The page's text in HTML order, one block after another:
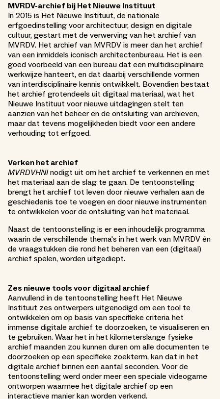
MVRDV-archief bij Het Nieuwe Instituut
In 2015 is Het Nieuwe Instituut, de nationale
erfgoedinstelling voor architectuur, design en digitale
cultuur, gestart met de verwerving van het archief van
MVRDV. Het archief van MVRDV is meer dan het archief
van een inmiddels iconisch architectenbureau. Het is een
goed voorbeeld van een bureau dat een multidisciplinaire
werkwijze hanteert, en dat daarbij verschillende vormen
van interdisciplinaire kennis ontwikkelt. Bovendien bestaat
het archief grotendeels uit digitaal materiaal, wat het
Nieuwe Instituut voor nieuwe uitdagingen stelt ten
aanzien van het beheer en de ontsluiting van archieven,
maar dat tevens mogelijkheden biedt voor een andere
verhouding tot erfgoed.
Verken het archief
MVRDVHNInodigt uit om het archief te verkennen en met
het materiaal aan de slag te gaan. De tentoonstelling
brengt het archief tot leven door nieuwe verhalen aan de
geschiedenis toe te voegen en door nieuwe instrumenten
te ontwikkelen voor de ontsluiting van het materiaal.
Naast de tentoonstelling is er een inhoudelijk programma
waarin de verschillende thema's in het werk van MVRDV én
de vraagstukken die rond het beheren van een (digitaal)
archief spelen, worden uitgediept.
Zes nieuwe tools voor digitaal archief
Aanvullend in de tentoonstelling heeft Het Nieuwe
Instituut zes ontwerpers uitgenodigd om een tool te
ontwikkelen om op basis van specifieke criteria het
immense digitale archief te doorzoeken, te visualiseren en
te gebruiken. Waar het in het kilometerslange fysieke
archief maanden zou kunnen duren om alle documenten te
doorzoeken op een specifieke zoekterm, kan dat in het
digitale archief binnen een aantal seconden. Voor de
tentoonstelling werd onder meer een speciale videogame
ontworpen waarmee het digitale archief op een
interactieve manier kan worden verkend.